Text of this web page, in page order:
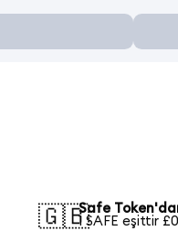
🇬🇧Safe
1 SAFE eşittir